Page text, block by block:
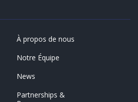
À propos de nous
Notre Équipe
News
Partnerships &